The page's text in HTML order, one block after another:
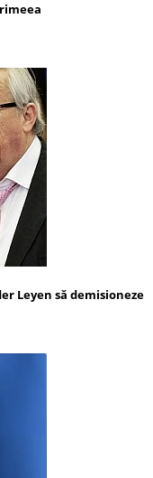
Leyen să demisioneze